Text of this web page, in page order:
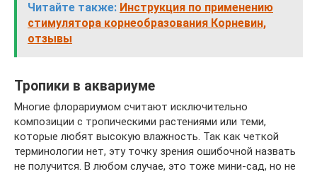
Читайте также: Инструкция по применению
стимулятора корнеобразования Корневин,
отзывы
Тропики в аквариуме
Многие флорариумом считают исключительно
композиции с тропическими растениями или теми,
которые любят высокую влажность. Так как четкой
терминологии нет, эту точку зрения ошибочной назвать
не получится. В любом случае, это тоже мини-сад, но не